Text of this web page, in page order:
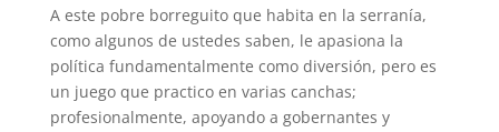
A este pobre borreguito que habita en la serranía,
como algunos de ustedes saben, le apasiona la
política fundamentalmente como diversión, pero es
un juego que practico en varias canchas;
profesionalmente, apoyando a gobernantes y